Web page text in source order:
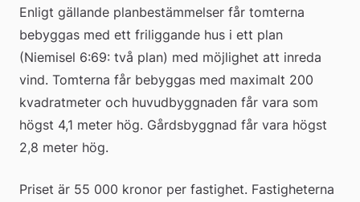
Enligt gällande planbestämmelser får tomterna
bebyggas med ett friliggande hus i ett plan
(Niemisel 6:69: två plan) med möjlighet att inreda
vind. Tomterna får bebyggas med maximalt 200
kvadratmeter och huvudbyggnaden får vara som
högst 4,1 meter hög. Gårdsbyggnad får vara högst
2,8 meter hög.
Priset är 55 000 kronor per fastighet. Fastigheterna